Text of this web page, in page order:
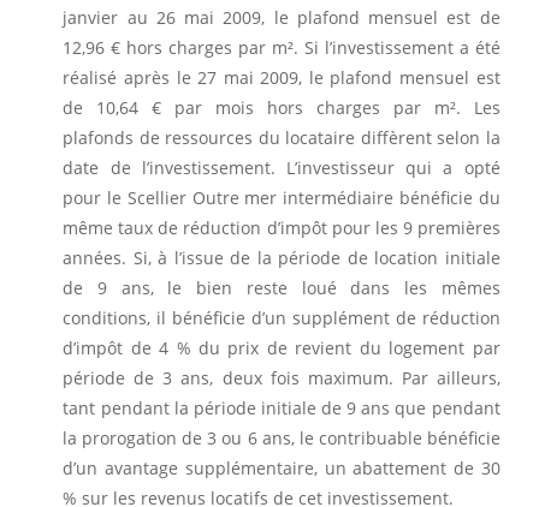
janvier au 26 mai 2009, le plafond mensuel est de
12,96 € hors charges par m². Si l’investissement a été
réalisé après le 27 mai 2009, le plafond mensuel est
de 10,64 € par mois hors charges par m². Les
plafonds de ressources du locataire diffèrent selon la
date de l’investissement. L’investisseur qui a opté
pour le Scellier Outre mer intermédiaire bénéficie du
même taux de réduction d’impôt pour les 9 premières
années. Si, à l’issue de la période de location initiale
de 9 ans, le bien reste loué dans les mêmes
conditions, il bénéficie d’un supplément de réduction
d’impôt de 4 % du prix de revient du logement par
période de 3 ans, deux fois maximum. Par ailleurs,
tant pendant la période initiale de 9 ans que pendant
la prorogation de 3 ou 6 ans, le contribuable bénéficie
d’un avantage supplémentaire, un abattement de 30
% sur les revenus locatifs de cet investissement.